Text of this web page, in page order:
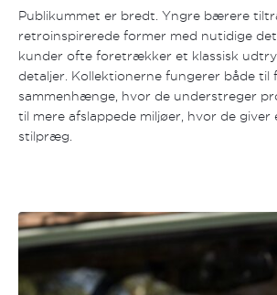
Publikummet er bredt. Yngre bærere
retroinspirerede former med nutidige
kunder ofte foretrækker et klassisk
detaljer. Kollektionerne fungerer både til
sammenhænge, hvor de understreger
til mere afslappede miljøer, hvor de
stilpræg.